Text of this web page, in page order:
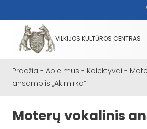
VILKIJOS KULTŪROS CENTRAS
Pradžia - Apie mus - Kolektyvai -
ansamblis „Akimirka”
Moterų vokalinis